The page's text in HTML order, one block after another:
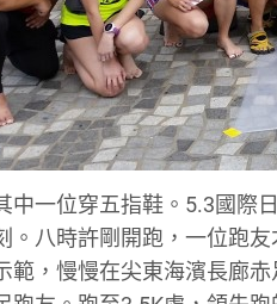
中一位穿五指鞋。5.3國際
。八時許剛開跑，一位跑
範，慢慢在尖東海濱長廊